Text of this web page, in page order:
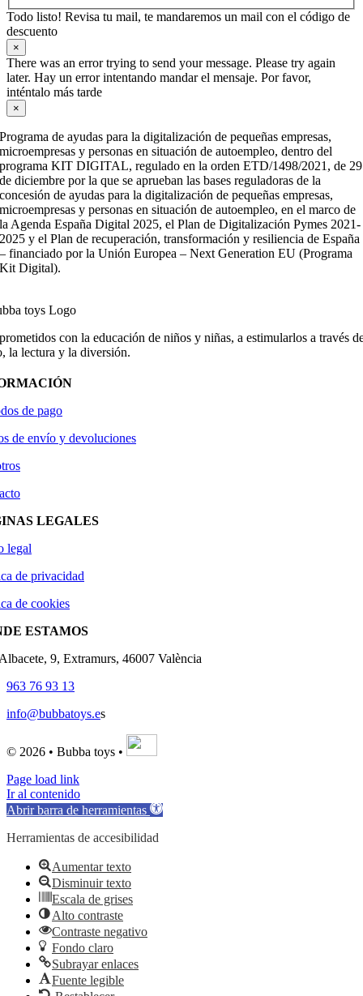
Todo listo! Revisa tu mail, te mandaremos un mail con el código de
descuento
×
There was an error trying to send your message. Please try again
later. Hay un error intentando mandar el mensaje. Por favor,
inténtalo más tarde
×
Programa de ayudas para la digitalización de pequeñas empresas,
microempresas y personas en situación de autoempleo, dentro del
programa KIT DIGITAL, regulado en la orden ETD/1498/2021, de 29
de diciembre por la que se aprueban las bases reguladoras de la
concesión de ayudas para la digitalización de pequeñas empresas,
microempresas y personas en situación de autoempleo, en el marco de
la Agenda España Digital 2025, el Plan de Digitalización Pymes 2021-
2025 y el Plan de recuperación, transformación y resiliencia de España
– financiado por la Unión Europea – Next Generation EU (Programa
Kit Digital).
con la educación de niños y niñas, a estimularlos a través
la lectura y la diversión.
de pago
de envío y devoluciones
LEGALES
legal
de privacidad
de cookies
ESTAMOS
9, Extramurs, 46007 València
963 76 93 13
info@bubbatoys.es
© 2026 • Bubba toys •
Page load link
Ir al contenido
Abrir barra de herramientas
Herramientas de accesibilidad
Aumentar texto
Disminuir texto
Escala de grises
Alto contraste
Contraste negativo
Fondo claro
Subrayar enlaces
Fuente legible